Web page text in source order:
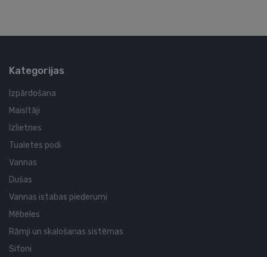
Kategorijas
Izpārdošana
Maisītāji
Izlietnes
Tualetes podi
Vannas
Dušas
Vannas istabas piederumi
Mēbeles
Rāmji un skalošanas sistēmas
Sifoni